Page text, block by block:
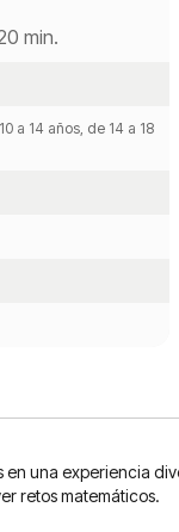
min.
a 14 años, de 14 a 18
una experiencia
retos matemáticos.